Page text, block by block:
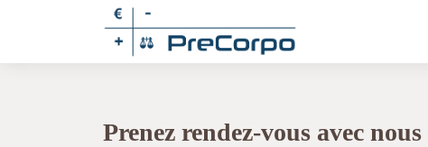
Prenez rendez-vous avec nous